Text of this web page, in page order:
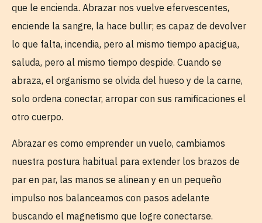
que le encienda. Abrazar nos vuelve efervescentes,
enciende la sangre, la hace bullir; es capaz de devolver
lo que falta, incendia, pero al mismo tiempo apacigua,
saluda, pero al mismo tiempo despide. Cuando se
abraza, el organismo se olvida del hueso y de la carne,
solo ordena conectar, arropar con sus ramificaciones el
otro cuerpo.
Abrazar es como emprender un vuelo, cambiamos
nuestra postura habitual para extender los brazos de
par en par, las manos se alinean y en un pequeño
impulso nos balanceamos con pasos adelante
buscando el magnetismo que logre conectarse.